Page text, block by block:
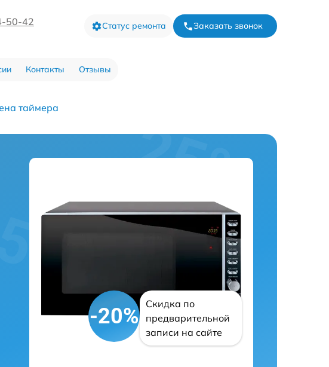
50-42 Статус ремонта Заказать звонок
Контакты Отзывы
таймера
-20%
Скидка по
предварительной
записи на сайте